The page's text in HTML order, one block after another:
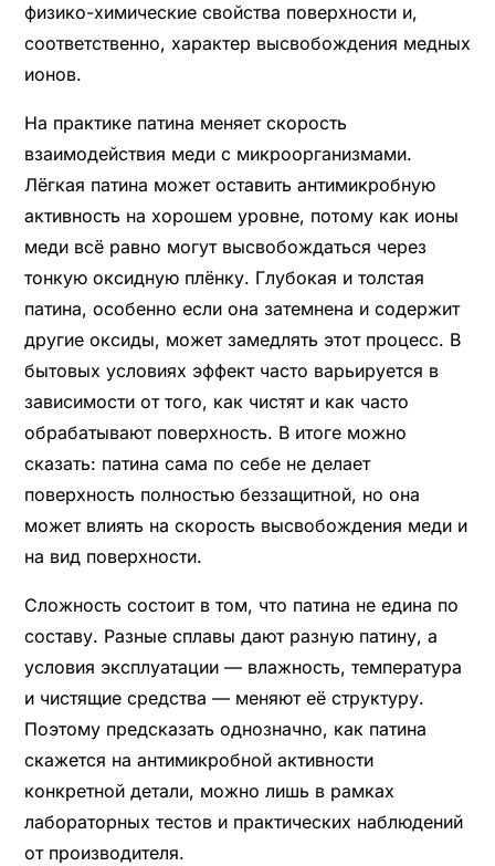
физико-химические свойства поверхности и,
соответственно, характер высвобождения медных
ионов.
На практике патина меняет скорость
взаимодействия меди с микроорганизмами.
Лёгкая патина может оставить антимикробную
активность на хорошем уровне, потому как ионы
меди всё равно могут высвобождаться через
тонкую оксидную плёнку. Глубокая и толстая
патина, особенно если она затемнена и содержит
другие оксиды, может замедлять этот процесс. В
бытовых условиях эффект часто варьируется в
зависимости от того, как чистят и как часто
обрабатывают поверхность. В итоге можно
сказать: патина сама по себе не делает
поверхность полностью беззащитной, но она
может влиять на скорость высвобождения меди и
на вид поверхности.
Сложность состоит в том, что патина не едина по
составу. Разные сплавы дают разную патину, а
условия эксплуатации — влажность, температура
и чистящие средства — меняют её структуру.
Поэтому предсказать однозначно, как патина
скажется на антимикробной активности
конкретной детали, можно лишь в рамках
лабораторных тестов и практических наблюдений
от производителя.